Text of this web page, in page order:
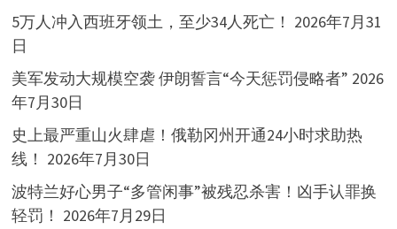
5万人冲入西班牙领土，至少34人死亡！ 2026年7月31
日
美军发动大规模空袭 伊朗誓言“今天惩罚侵略者” 2026
年7月30日
史上最严重山火肆虐！俄勒冈州开通24小时求助热
线！ 2026年7月30日
波特兰好心男子“多管闲事”被残忍杀害！凶手认罪换
轻罚！ 2026年7月29日